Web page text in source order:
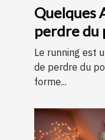
Quelques
perdre du
running ?
Le running est
de perdre du
forme...